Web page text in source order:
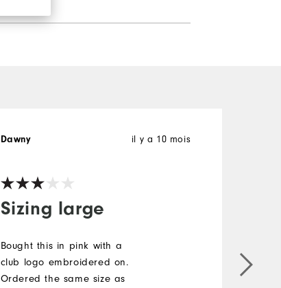
Sizing large
il y a 10 mois
Dawny
Bought this in pink with a
club logo embroidered on.
Ordered the same size as